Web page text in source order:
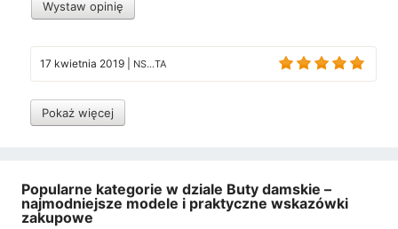
Wystaw opinię
17 kwietnia 2019 NS...TA
Pokaż więcej
Popularne kategorie w dziale Buty damskie –
najmodniejsze modele i praktyczne wskazówki
zakupowe